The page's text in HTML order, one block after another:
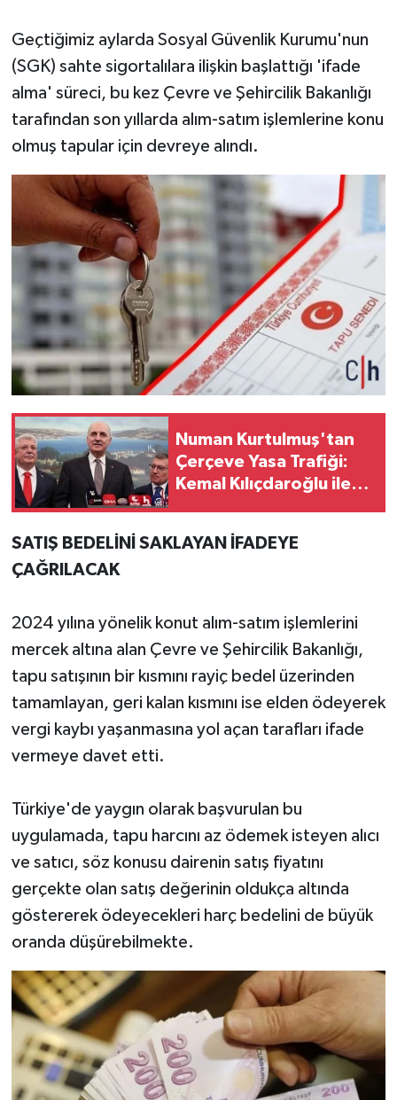
Geçtiğimiz aylarda Sosyal Güvenlik Kurumu'nun
(SGK) sahte sigortalılara ilişkin başlattığı 'ifade
alma' süreci, bu kez Çevre ve Şehircilik Bakanlığı
tarafından son yıllarda alım-satım işlemlerine konu
olmuş tapular için devreye alındı.
Numan Kurtulmuş'tan
Çerçeve Yasa Trafiği:
Kemal Kılıçdaroğlu ile
SATIŞ BEDELİNİ SAKLAYAN İFADEYE
ÇAĞRILACAK
2024 yılına yönelik konut alım-satım işlemlerini
mercek altına alan Çevre ve Şehircilik Bakanlığı,
tapu satışının bir kısmını rayiç bedel üzerinden
tamamlayan, geri kalan kısmını ise elden ödeyerek
vergi kaybı yaşanmasına yol açan tarafları ifade
vermeye davet etti.
Türkiye'de yaygın olarak başvurulan bu
uygulamada, tapu harcını az ödemek isteyen alıcı
ve satıcı, söz konusu dairenin satış fiyatını
gerçekte olan satış değerinin oldukça altında
göstererek ödeyecekleri harç bedelini de büyük
oranda düşürebilmekte.
TARİH
TEKNOLOJİ